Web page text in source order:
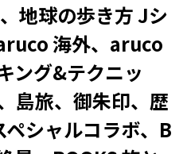
地球の歩き方 Jシ
海外、aruco
ング&テクニッ
島旅、御朱印、歴
ペシャルコラボ、B